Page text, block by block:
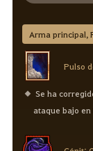
Arma principal,
Pulso
Se ha
ataque bajo